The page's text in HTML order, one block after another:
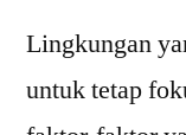
Lingkungan
untuk tetap